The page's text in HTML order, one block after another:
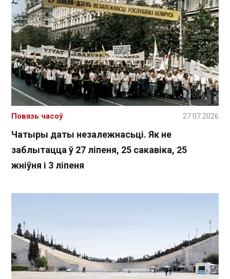
Чатыры даты незалежнасьці. Як не
заблытацца ў 27 ліпеня, 25 сакавіка, 25
жніўня і 3 ліпеня
Повязь часоў 27.07.2026